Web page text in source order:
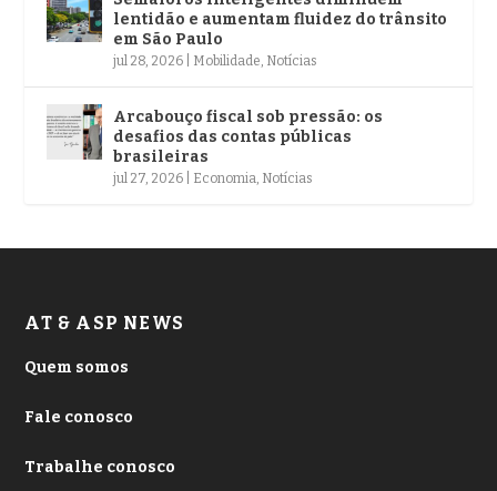
lentidão e aumentam fluidez do trânsito
em São Paulo
jul 28, 2026 Mobilidade Notícias
Arcabouço fiscal sob pressão: os
desafios das contas públicas
brasileiras
jul 27, 2026 Economia Notícias
AT & ASP NEWS
Quem somos
Fale conosco
Trabalhe conosco